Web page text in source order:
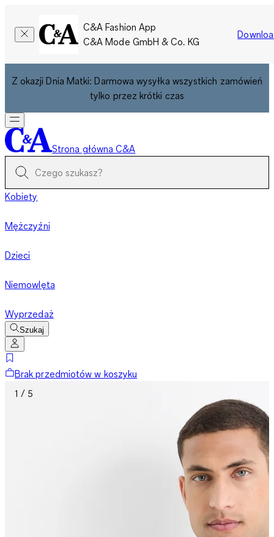
C&A Fashion App
C&A Mode GmbH & Co. KG
Z okazji Dnia Matki: Darmowa wysyłka wszystkich zamówień
tylko przez krótki czas
Strona główna C&A
Kobiety
Mężczyźni
Dzieci
Niemowlęta
Wyprzedaż
Szukaj
Brak przedmiotów w koszyku
1 / 5